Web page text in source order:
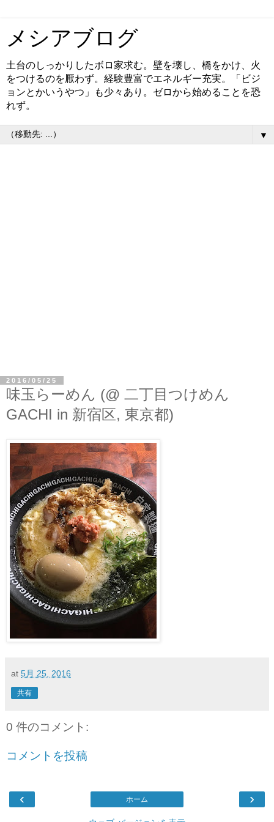
メシアブログ
土台のしっかりしたボロ家求む。壁を壊し、橋をかけ、火
をつけるのを厭わず。経験豊富でエネルギー充実。「ビジ
ョンとかいうやつ」も少々あり。ゼロから始めることを恐
れず。
▼
2016/05/25
味玉らーめん (@ 二丁目つけめん
GACHI in 新宿区, 東京都)
at 5月 25, 2016
共有
0 件のコメント:
コメントを投稿
‹ ›
ホーム